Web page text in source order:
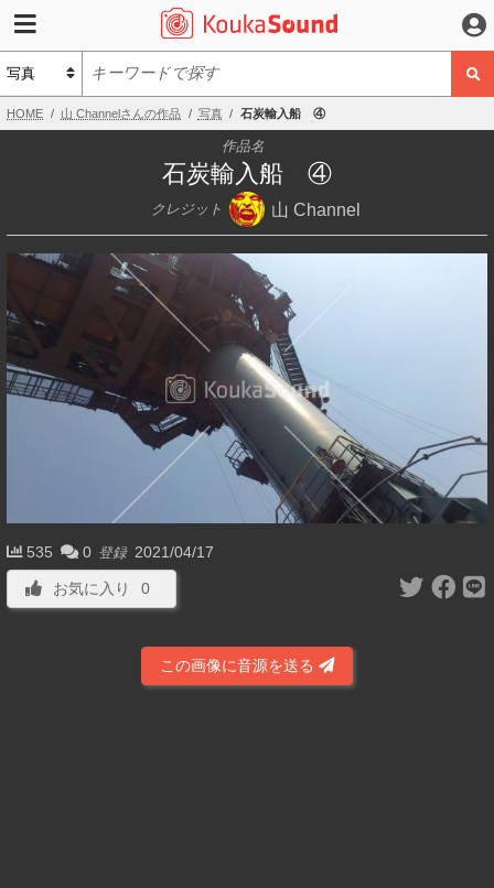
HOME 山 Channelさんの作品 写真 石炭輸入船 ④
作品名
石炭輸入船 ④
クレジット 山 Channel
535 0 登録 2021/04/17
お気に入り 0
この画像に音源を送る